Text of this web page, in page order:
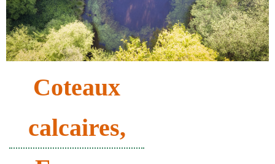
Coteaux
calcaires,